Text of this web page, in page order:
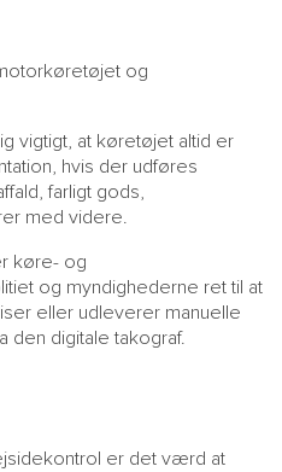
og
vigtigt, at køretøjet altid er
hvis der udføres
farligt gods,
med videre.
køre- og
og myndighederne ret til at
eller udleverer manuelle
den digitale takograf.
er det værd at